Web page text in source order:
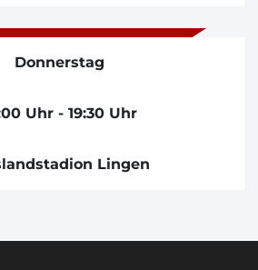
Donnerstag
Uhr - 19:30 Uhr
Lingen